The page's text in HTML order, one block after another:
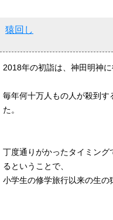
猿回し
2018年の初詣は、神田明神に
毎年何十万人もの人が殺到す
た。
丁度通りがかったタイミン
るということで、
小学生の修学旅行以来の生の